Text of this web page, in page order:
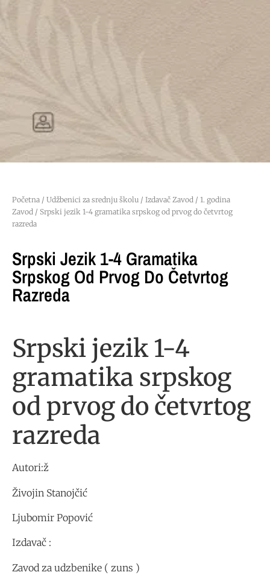
Početna / Udžbenici za srednju školu / Izdavač Zavod / 1. godina
Zavod / Srpski jezik 1-4 gramatika srpskog od prvog do četvrtog
razreda
Srpski Jezik 1-4 Gramatika
Srpskog Od Prvog Do Četvrtog
Razreda
Srpski jezik 1-4
gramatika srpskog
od prvog do četvrtog
razreda
Autori:ž
Živojin Stanojčić
Ljubomir Popović
Izdavač :
Zavod za udzbenike ( zuns )